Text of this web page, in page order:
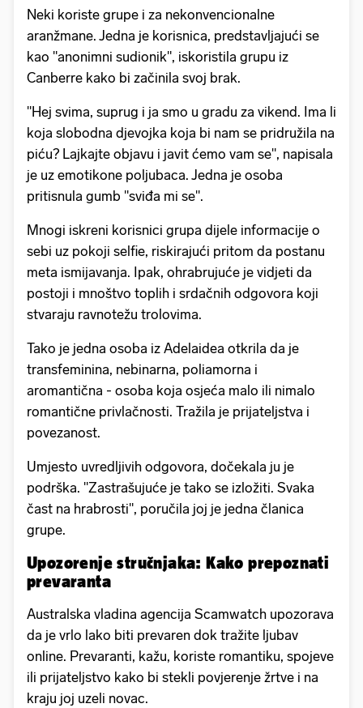
Neki koriste grupe i za nekonvencionalne
aranžmane. Jedna je korisnica, predstavljajući se
kao "anonimni sudionik", iskoristila grupu iz
Canberre kako bi začinila svoj brak.
"Hej svima, suprug i ja smo u gradu za vikend. Ima li
koja slobodna djevojka koja bi nam se pridružila na
piću? Lajkajte objavu i javit ćemo vam se", napisala
je uz emotikone poljubaca. Jedna je osoba
pritisnula gumb "sviđa mi se".
Mnogi iskreni korisnici grupa dijele informacije o
sebi uz pokoji selfie, riskirajući pritom da postanu
meta ismijavanja. Ipak, ohrabrujuće je vidjeti da
postoji i mnoštvo toplih i srdačnih odgovora koji
stvaraju ravnotežu trolovima.
Tako je jedna osoba iz Adelaidea otkrila da je
transfeminina, nebinarna, poliamorna i
aromantična - osoba koja osjeća malo ili nimalo
romantične privlačnosti. Tražila je prijateljstva i
povezanost.
Umjesto uvredljivih odgovora, dočekala ju je
podrška. "Zastrašujuće je tako se izložiti. Svaka
čast na hrabrosti", poručila joj je jedna članica
grupe.
Upozorenje stručnjaka: Kako prepoznati
prevaranta
Australska vladina agencija Scamwatch upozorava
da je vrlo lako biti prevaren dok tražite ljubav
online. Prevaranti, kažu, koriste romantiku, spojeve
ili prijateljstvo kako bi stekli povjerenje žrtve i na
kraju joj uzeli novac.